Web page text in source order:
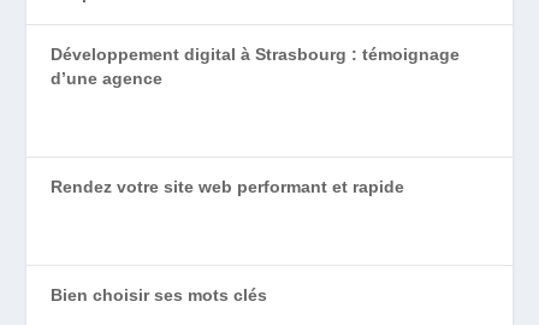
Développement digital à Strasbourg : témoignage
d’une agence
Rendez votre site web performant et rapide
Bien choisir ses mots clés